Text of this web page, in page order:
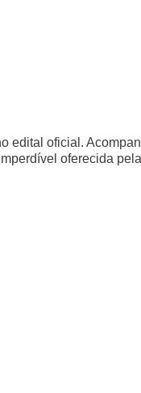
edital oficial.
oferecida